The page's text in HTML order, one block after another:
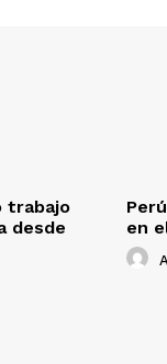
trabajo
desde
en